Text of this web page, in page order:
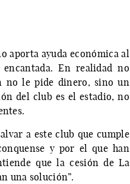
aporta ayuda económica al
En realidad no
no le pide dinero, sino un
del club es el estadio, no
a este club que cumple
y por el que han
que la cesión de La
una solución”.